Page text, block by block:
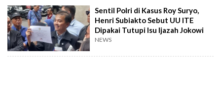
Sentil Polri di Kasus Roy Suryo,
Henri Subiakto Sebut UU ITE
Dipakai Tutupi Isu Ijazah Jokowi
NEWS